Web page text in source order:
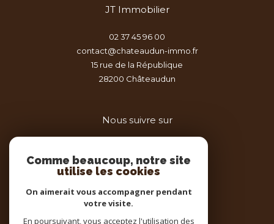
JT Immobilier
02 37 45 96 00
contact@chateaudun-immo.fr
15 rue de la République
28200
châteaudun
Nous suivre sur
Adhérents
Comme beaucoup, notre site
utilise les cookies
On aimerait vous accompagner pendant
votre visite.
En poursuivant, vous acceptez l'utilisation des